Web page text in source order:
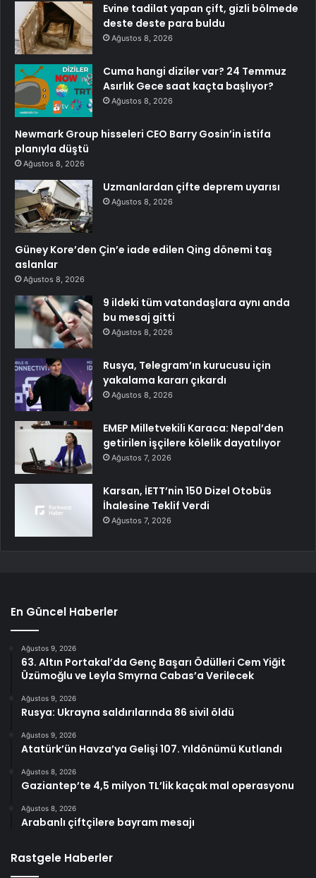
Evine tadilat yapan çift, gizli bölmede
deste deste para buldu
Ağustos 8, 2026
Cuma hangi diziler var? 24 Temmuz
Asırlık Gece saat kaçta başlıyor?
Ağustos 8, 2026
Newmark Group hisseleri CEO Barry Gosin’in istifa
planıyla düştü
Ağustos 8, 2026
Uzmanlardan çifte deprem uyarısı
Ağustos 8, 2026
Güney Kore’den Çin’e iade edilen Qing dönemi taş
aslanlar
Ağustos 8, 2026
9 ildeki tüm vatandaşlara aynı anda
bu mesaj gitti
Ağustos 8, 2026
Rusya, Telegram’ın kurucusu için
yakalama kararı çıkardı
Ağustos 8, 2026
EMEP Milletvekili Karaca: Nepal’den
getirilen işçilere kölelik dayatılıyor
Ağustos 7, 2026
Karsan, İETT’nin 150 Dizel Otobüs
İhalesine Teklif Verdi
Ağustos 7, 2026
En Güncel Haberler
Ağustos 9, 2026
63. Altın Portakal’da Genç Başarı Ödülleri Cem Yiğit
Üzümoğlu ve Leyla Smyrna Cabas’a Verilecek
Ağustos 9, 2026
Rusya: Ukrayna saldırılarında 86 sivil öldü
Ağustos 9, 2026
Atatürk’ün Havza’ya Gelişi 107. Yıldönümü Kutlandı
Ağustos 8, 2026
Gaziantep’te 4,5 milyon TL’lik kaçak mal operasyonu
Ağustos 8, 2026
Arabanlı çiftçilere bayram mesajı
Rastgele Haberler